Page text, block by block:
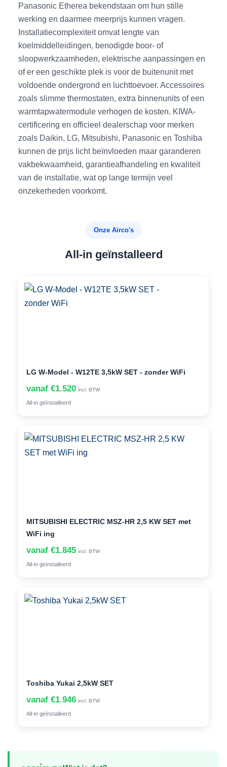
Panasonic Etherea bekendstaan om hun stille
werking en daarmee meerprijs kunnen vragen.
Installatiecomplexiteit omvat lengte van
koelmiddelleidingen, benodigde boor- of
sloopwerkzaamheden, elektrische aanpassingen en
of er een geschikte plek is voor de buitenunit met
voldoende ondergrond en luchttoevoer. Accessoires
zoals slimme thermostaten, extra binnenunits of een
warmtapwatermodule verhogen de kosten. KIWA-
certificering en officieel dealerschap voor merken
zoals Daikin, LG, Mitsubishi, Panasonic en Toshiba
kunnen de prijs licht beïnvloeden maar garanderen
vakbekwaamheid, garantieafhandeling en kwaliteit
van de installatie, wat op lange termijn veel
onzekerheden voorkomt.
Onze Airco's
All-in geïnstalleerd
LG W-Model - W12TE 3,5kW SET - zonder WiFi
vanaf €1.520 incl. BTW
All-in geïnstalleerd
MITSUBISHI ELECTRIC MSZ-HR 2,5 KW SET met
WiFi ing
vanaf €1.845 incl. BTW
All-in geïnstalleerd
Toshiba Yukai 2,5kW SET
vanaf €1.946 incl. BTW
All-in geïnstalleerd